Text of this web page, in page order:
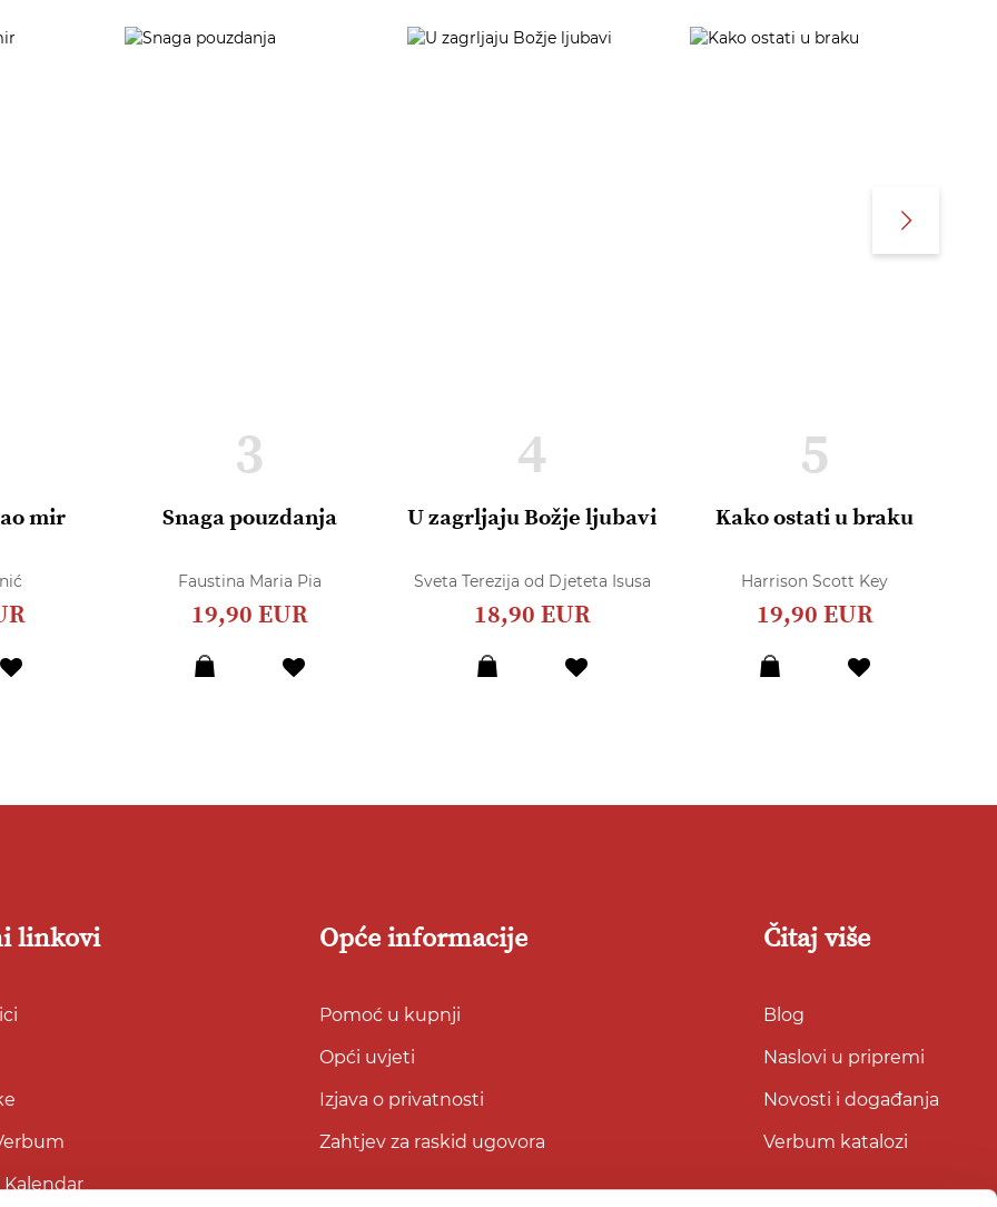
mir
3
Snaga pouzdanja
Faustina Maria Pia
19,90 EUR
4
U zagrljaju Božje ljubavi
Sveta Terezija od Djeteta Isusa
18,90 EUR
5
Kako ostati u braku
Harrison Scott Key
19,90 EUR
linkovi Opće informacije
Pomoć u kupnji
Opći uvjeti
Izjava o privatnosti
Zahtjev za raskid ugovora
Čitaj više
Blog
Naslovi u pripremi
Novosti i događanja
Verbum katalozi